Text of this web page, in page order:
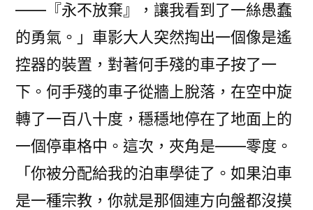
——『永不放棄』，讓我看到了一絲愚蠢
的勇氣。」車影大人突然掏出一個像是遙
控器的裝置，對著何手殘的車子按了一
下。何手殘的車子從牆上脫落，在空中旋
轉了一百八十度，穩穩地停在了地面上的
一個停車格中。這次，夾角是——零度。
「你被分配給我的泊車學徒了。如果泊車
是一種宗教，你就是那個連方向盤都沒摸